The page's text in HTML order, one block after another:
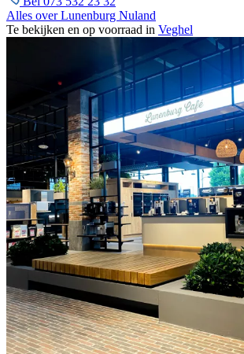
Alles over Lunenburg Nuland
Te bekijken en op voorraad in Veghel